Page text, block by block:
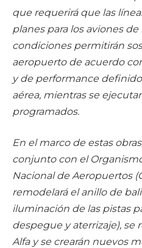
que requerirá que las
planes para los aviones
condiciones permitirán
aeropuerto de acuerdo
y de performance
aérea, mientras se
programados.
En el marco de estas
conjunto con el
Nacional de Aeropuertos
remodelará el anillo de
iluminación de las pistas
despegue y aterrizaje), se
Alfa y se crearán nuevos